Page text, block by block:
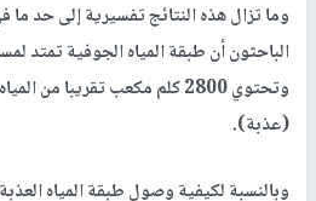
وما تزال هذه النتائج تفسيرية إلى حد ما
وتحتوي 2800 كلم مكعب تقريبا
(عذبة).
وبالنسبة لكيفية وصول طبقة المياه